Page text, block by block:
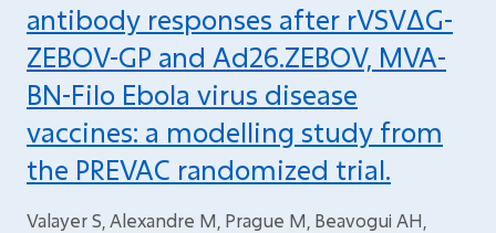
antibody responses after rVSVΔG-
ZEBOV-GP and Ad26.ZEBOV, MVA-
BN-Filo Ebola virus disease
vaccines: a modelling study from
the PREVAC randomized trial.
Valayer S, Alexandre M, Prague M, Beavogui AH,